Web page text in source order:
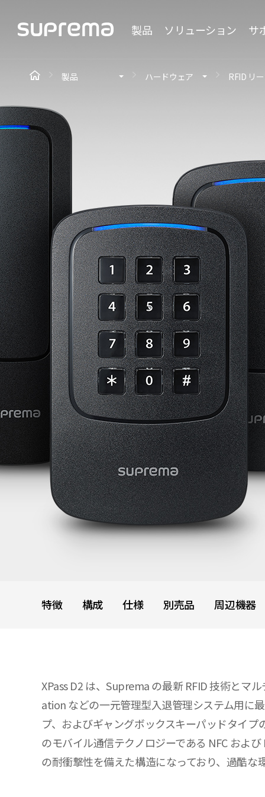
製品 ソリューション サ
製品 ハードウェア RFID リ
特徴 構成 仕様 別売品 周辺機器
XPass D2 は、Suprema の最新 RFID 技術とマ
ation などの一元管理型入退管理システム用に
プ、およびギャングボックスキーパッドタイプ
のモバイル通信テクノロジーである NFC およ
の耐衝撃性を備えた構造になっており、過酷な